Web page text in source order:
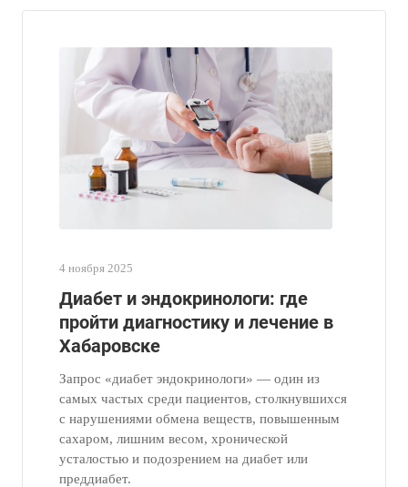
4 ноября 2025
Диабет и эндокринологи: где
пройти диагностику и лечение в
Хабаровске
Запрос «диабет эндокринологи» — один из
самых частых среди пациентов, столкнувшихся
с нарушениями обмена веществ, повышенным
сахаром, лишним весом, хронической
усталостью и подозрением на диабет или
преддиабет.